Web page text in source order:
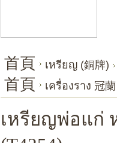
首頁 เหรียญ (銅牌)
首頁 เครื่องราง 冠蘭
เหรียญพ่อแก่